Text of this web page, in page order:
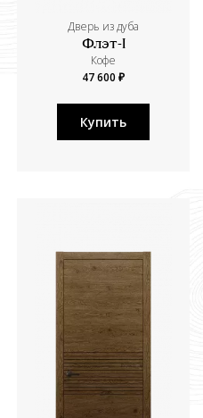
Дверь из дуба
Флэт-I
Кофе
47 600 ₽
Купить